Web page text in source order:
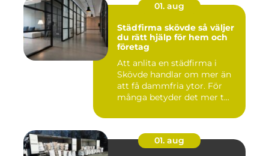
01. aug
Städfirma skövde så väljer
du rätt hjälp för hem och
företag
Att anlita en städfirma i
Skövde handlar om mer än
att få dammfria ytor. För
många betyder det mer t...
01. aug